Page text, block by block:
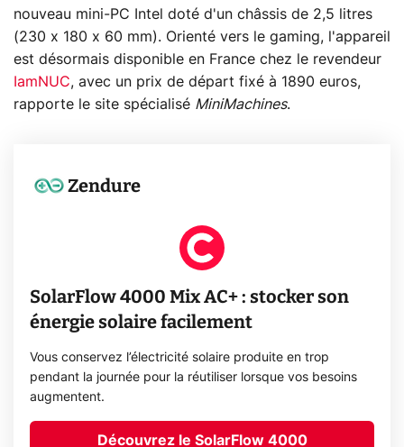
nouveau mini-PC Intel doté d'un châssis de 2,5 litres
(230 x 180 x 60 mm). Orienté vers le gaming, l'appareil
est désormais disponible en France chez le revendeur
IamNUC, avec un prix de départ fixé à 1890 euros,
rapporte le site spécialisé MiniMachines.
Zendure
SolarFlow 4000 Mix AC+ : stocker son
énergie solaire facilement
Vous conservez l’électricité solaire produite en trop
pendant la journée pour la réutiliser lorsque vos besoins
augmentent.
Découvrez le SolarFlow 4000